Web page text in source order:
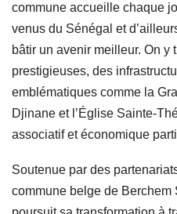
commune accueille chaque
venus du Sénégal et
bâtir un avenir meilleur. On y
prestigieuses, des
emblématiques comme la
Djinane et l’Église Sainte-
associatif et économique
Soutenue par des
commune belge de